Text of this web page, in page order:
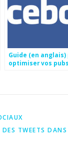
Guide (en anglais)
optimiser vos pubs
TWEETS